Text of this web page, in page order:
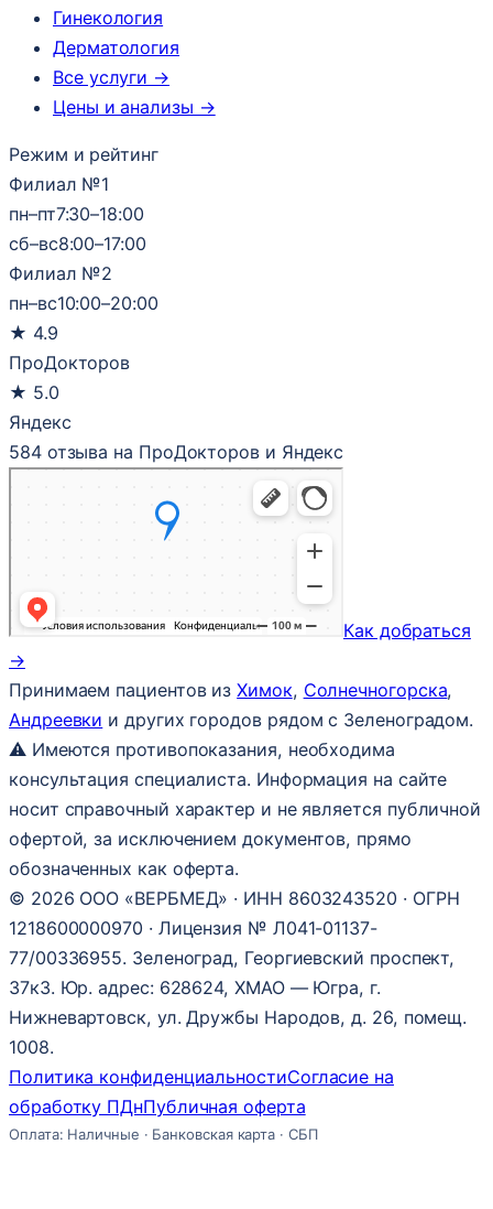
Гинекология
Дерматология
Все услуги →
Цены и анализы →
Режим и рейтинг
Филиал №1
пн–пт7:30–18:00
сб–вс8:00–17:00
Филиал №2
пн–вс10:00–20:00
★ 4.9
ПроДокторов
★ 5.0
Яндекс
584 отзыва на ПроДокторов и Яндекс
Как добраться
→
Принимаем пациентов изХимок, Солнечногорска,
Андреевки и других городов рядом с Зеленоградом.
⚠ Имеются противопоказания, необходима
консультация специалиста. Информация на сайте
носит справочный характер и не является публичной
офертой, за исключением документов, прямо
обозначенных как оферта.
© 2026 ООО «ВЕРБМЕД» · ИНН 8603243520 · ОГРН
1218600000970 · Лицензия № Л041-01137-
77/00336955. Зеленоград, Георгиевский проспект,
37к3. Юр. адрес: 628624, ХМАО — Югра, г.
Нижневартовск, ул. Дружбы Народов, д. 26, помещ.
1008.
Политика конфиденциальностиСогласие на
обработку ПДнПубличная оферта
Оплата: Наличные · Банковская карта · СБП